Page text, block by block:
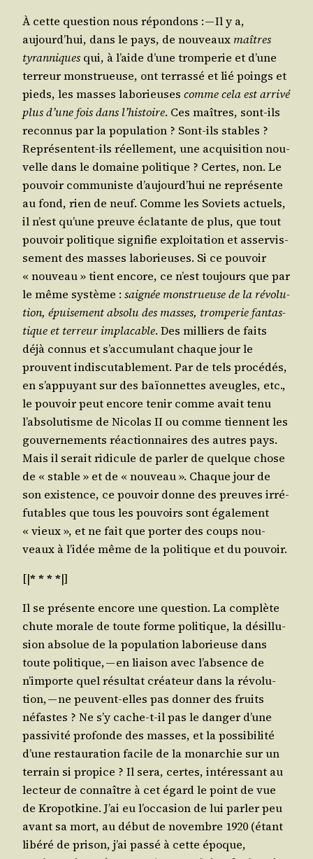
À cette ques­tion nous répon­dons : — Il y a,
aujourd’hui, dans le pays, de nou­veaux maîtres
tyran­niques qui, à l’aide d’une trom­pe­rie et d’une
ter­reur mons­trueuse, ont ter­ras­sé et lié poings et
pieds, les masses labo­rieuses comme cela est arri­vé
plus d’une fois dans l’histoire. Ces maîtres, sont-ils
recon­nus par la popu­la­tion ? Sont-ils stables ?
Repré­sentent-ils réel­le­ment, une acqui­si­tion nou­
velle dans le domaine poli­tique ? Certes, non. Le
pou­voir com­mu­niste d’aujourd’hui ne repré­sente
au fond, rien de neuf. Comme les Soviets actuels,
il n’est qu’une preuve écla­tante de plus, que tout
pou­voir poli­tique signi­fie exploi­ta­tion et asser­vis­
se­ment des masses labo­rieuses. Si ce pou­voir
« nou­veau » tient encore, ce n’est tou­jours que par
le même sys­tème : sai­gnée mons­trueuse de la révo­lu­
tion, épui­se­ment abso­lu des masses, trom­pe­rie fan­tas­
tique et ter­reur impla­cable. Des mil­liers de faits
déjà connus et s’accumulant chaque jour le
prouvent indis­cu­ta­ble­ment. Par de tels pro­cé­dés,
en s’appuyant sur des baïon­nettes aveugles, etc.,
le pou­voir peut encore tenir comme avait tenu
l’absolutisme de Nico­las II ou comme tiennent les
gou­ver­ne­ments réac­tion­naires des autres pays.
Mais il serait ridi­cule de par­ler de quelque chose
de « stable » et de « nou­veau ». Chaque jour de
son exis­tence, ce pou­voir donne des preuves irré­
fu­tables que tous les pou­voirs sont éga­le­ment
« vieux », et ne fait que por­ter des coups nou­
veaux à l’idée même de la poli­tique et du pouvoir.
[|* * * *|]
Il se pré­sente encore une ques­tion. La com­plète
chute morale de toute forme poli­tique, la dés­illu­
sion abso­lue de la popu­la­tion labo­rieuse dans
toute poli­tique, — en liai­son avec l’absence de
n’importe quel résul­tat créa­teur dans la révo­lu­
tion, — ne peuvent-elles pas don­ner des fruits
néfastes ? Ne s’y cache-t-il pas le dan­ger d’une
pas­si­vi­té pro­fonde des masses, et la pos­si­bi­li­té
d’une res­tau­ra­tion facile de la monar­chie sur un
ter­rain si pro­pice ? Il sera, certes, inté­res­sant au
lec­teur de connaître à cet égard le point de vue
de Kro­pot­kine. J’ai eu l’occasion de lui par­ler peu
avant sa mort, au début de novembre 1920 (étant
libé­ré de pri­son, j’ai pas­sé à cette époque,